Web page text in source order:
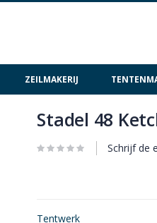
ZEILMAKERIJ
naar
het
Stadel 48
Schrijf de
Tentwerk